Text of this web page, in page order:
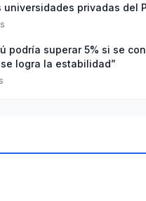
universidades privadas del
podría superar 5% si se
logra la estabilidad”